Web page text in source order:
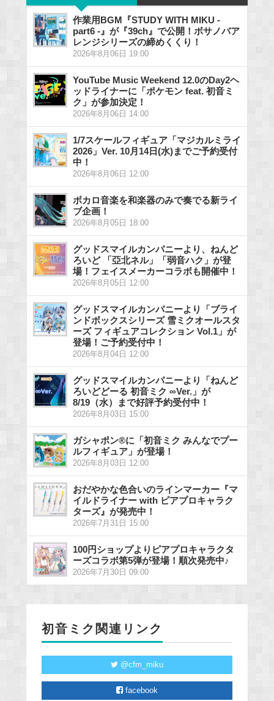
作業用BGM『STUDY WITH MIKU -
part6 -』が『39ch』で公開！ボサノバア
レンジシリーズの締めくくり！
2026年8月06日 19:00
YouTube Music Weekend 12.0のDay2ヘ
ッドライナーに「ポケモン feat. 初音ミ
ク」が参加決定！
2026年8月06日 14:00
1/7スケールフィギュア「マジカルミライ
2026」Ver. 10月14日(水)までご予約受付
中！
2026年8月06日 12:00
ボカロ音楽を和楽器のみで奏でる新ライ
ブ企画！
2026年8月05日 18:00
グッドスマイルカンパニーより、ねんど
ろいど 「亞北ネル」「弱音ハク」が登
場！フェイスメーカーコラボも開催中！
2026年8月05日 12:00
グッドスマイルカンパニーより「ブライ
ンドボックスシリーズ 雪ミクオールスタ
ーズ フィギュアコレクション Vol.1」が
登場！ご予約受付中！
2026年8月04日 12:00
グッドスマイルカンパニーより「ねんど
ろいどどーる 初音ミク ∞Ver.」が
8/19（水）まで好評予約受付中！
2026年8月03日 15:00
ガシャポン®に「初音ミク みんなでプー
ルフィギュア」が登場！
2026年8月03日 12:00
おだやかな色合いのラインマーカー『マ
イルドライナー with ピアプロキャラク
ターズ』が発売中！
2026年7月31日 15:00
100円ショップよりピアプロキャラクタ
ーズコラボ第5弾が登場！順次発売中♪
2026年7月30日 09:00
初音ミク関連リンク
@cfm_miku
facebook